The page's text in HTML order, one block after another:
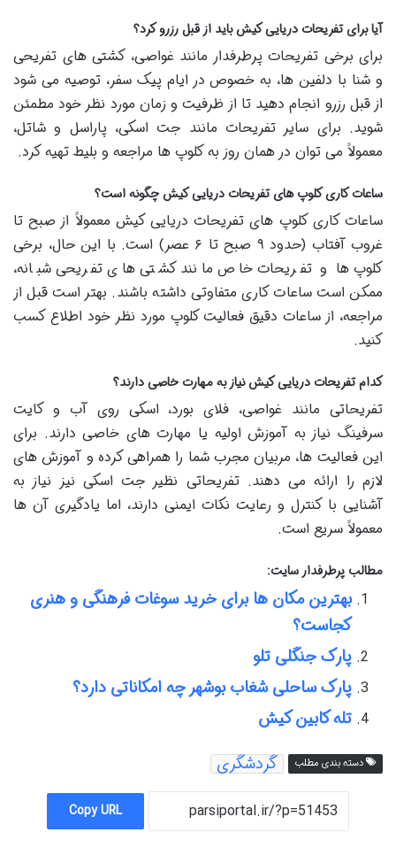
آیا برای تفریحات دریایی کیش باید از قبل رزرو کرد؟
برای برخی تفریحات پرطرفدار مانند غواصی، کشتی های تفریحی
و شنا با دلفین ها، به خصوص در ایام پیک سفر، توصیه می شود
از قبل رزرو انجام دهید تا از ظرفیت و زمان مورد نظر خود مطمئن
شوید. برای سایر تفریحات مانند جت اسکی، پاراسل و شاتل،
معمولاً می توان در همان روز به کلوپ ها مراجعه و بلیط تهیه کرد.
ساعات کاری کلوپ های تفریحات دریایی کیش چگونه است؟
ساعات کاری کلوپ های تفریحات دریایی کیش معمولاً از صبح تا
غروب آفتاب (حدود ۹ صبح تا ۶ عصر) است. با این حال، برخی
کلوپ ها و تفریحات خاص مانند کشتی های تفریحی شبانه،
ممکن است ساعات کاری متفاوتی داشته باشند. بهتر است قبل از
مراجعه، از ساعات دقیق فعالیت کلوپ مورد نظر خود اطلاع کسب
کنید.
کدام تفریحات دریایی کیش نیاز به مهارت خاصی دارند؟
تفریحاتی مانند غواصی، فلای بورد، اسکی روی آب و کایت
سرفینگ نیاز به آموزش اولیه یا مهارت های خاصی دارند. برای
این فعالیت ها، مربیان مجرب شما را همراهی کرده و آموزش های
لازم را ارائه می دهند. تفریحاتی نظیر جت اسکی نیز نیاز به
آشنایی با کنترل و رعایت نکات ایمنی دارند، اما یادگیری آن ها
معمولاً سریع است.
مطالب پرطرفدار سایت:
بهترین مکان ها برای خرید سوغات فرهنگی و هنری
کجاست؟
پارک جنگلی تلو
پارک ساحلی شغاب بوشهر چه امکاناتی دارد؟
تله کابین کیش
دسته بندی مطلب گردشگری
Copy URL